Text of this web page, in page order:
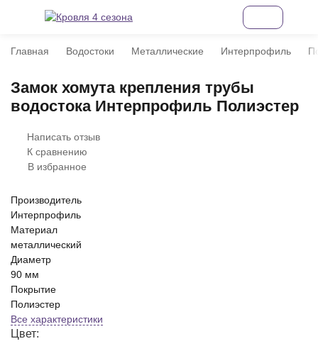
Главная Водостоки Металлические Интерпрофиль
Замок хомута крепления трубы
водостока Интерпрофиль Полиэстер
Написать отзыв
К сравнению
В избранное
Производитель
Интерпрофиль
Материал
металлический
Диаметр
90 мм
Покрытие
Полиэстер
Все характеристики
Цвет: